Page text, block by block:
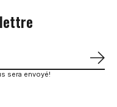
sera envoyé!